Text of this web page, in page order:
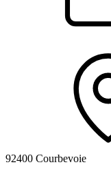
92400 Courbevoie